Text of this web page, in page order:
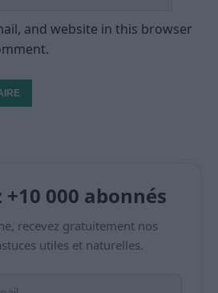
and website in this browser
+10 000 abonnés
recevez gratuitement nos
utiles et naturelles.